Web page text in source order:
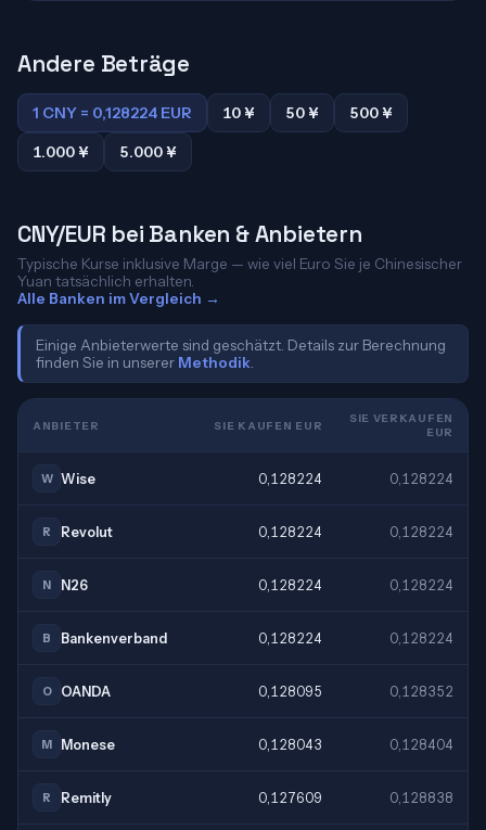
Andere Beträge
1 CNY = 0,128224 EUR 10 ¥ 50 ¥
500 ¥
1.000 ¥
5.000 ¥
CNY/EUR bei Banken & Anbietern
Typische Kurse inklusive Marge — wie viel Euro Sie je Chinesischer
Yuan tatsächlich erhalten.
Alle Banken im Vergleich →
Einige Anbieterwerte sind geschätzt. Details zur Berechnung
finden Sie in unserer Methodik
ANBIETER SIE KAUFEN EUR
SIE VERKAUFEN
EUR
W Wise 0,128224 0,128224
R Revolut 0,128224 0,128224
N N26 0,128224 0,128224
B Bankenverband 0,128224 0,128224
O OANDA 0,128095 0,128352
M Monese 0,128043 0,128404
R Remitly 0,127609 0,128838